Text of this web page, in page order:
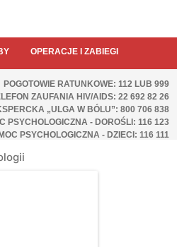
OPERACJE I ZABIEGI
POGOTOWIE RATUNKOWE: 112 LUB 999
ZAUFANIA HIV/AIDS: 22 692 82 26
„ULGA W BÓLU”: 800 706 838
PSYCHOLOGICZNA - DOROŚLI: 116 123
PSYCHOLOGICZNA - DZIECI: 116 111